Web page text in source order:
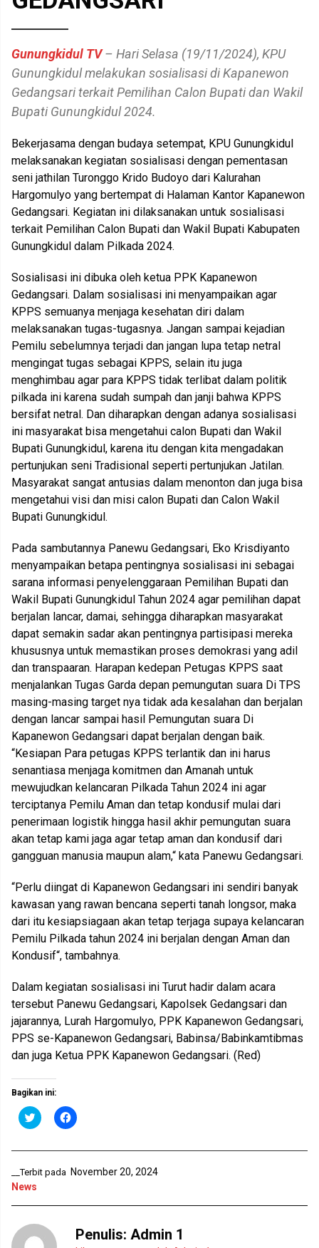
Gunungkidul TV– Hari Selasa (19/11/2024), KPU
Gunungkidul melakukan sosialisasi di Kapanewon
Gedangsari terkait Pemilihan Calon Bupati dan Wakil
Bupati Gunungkidul 2024.
Bekerjasama dengan budaya setempat, KPU Gunungkidul
melaksanakan kegiatan sosialisasi dengan pementasan
seni jathilan Turonggo Krido Budoyo dari Kalurahan
Hargomulyo yang bertempat di Halaman Kantor Kapanewon
Gedangsari. Kegiatan ini dilaksanakan untuk sosialisasi
terkait Pemilihan Calon Bupati dan Wakil Bupati Kabupaten
Gunungkidul dalam Pilkada 2024.
Sosialisasi ini dibuka oleh ketua PPK Kapanewon
Gedangsari. Dalam sosialisasi ini menyampaikan agar
KPPS semuanya menjaga kesehatan diri dalam
melaksanakan tugas-tugasnya. Jangan sampai kejadian
Pemilu sebelumnya terjadi dan jangan lupa tetap netral
mengingat tugas sebagai KPPS, selain itu juga
menghimbau agar para KPPS tidak terlibat dalam politik
pilkada ini karena sudah sumpah dan janji bahwa KPPS
bersifat netral. Dan diharapkan dengan adanya sosialisasi
ini masyarakat bisa mengetahui calon Bupati dan Wakil
Bupati Gunungkidul, karena itu dengan kita mengadakan
pertunjukan seni Tradisional seperti pertunjukan Jatilan.
Masyarakat sangat antusias dalam menonton dan juga bisa
mengetahui visi dan misi calon Bupati dan Calon Wakil
Bupati Gunungkidul.
Pada sambutannya Panewu Gedangsari, Eko Krisdiyanto
menyampaikan betapa pentingnya sosialisasi ini sebagai
sarana informasi penyelenggaraan Pemilihan Bupati dan
Wakil Bupati Gunungkidul Tahun 2024 agar pemilihan dapat
berjalan lancar, damai, sehingga diharapkan masyarakat
dapat semakin sadar akan pentingnya partisipasi mereka
khususnya untuk memastikan proses demokrasi yang adil
dan transpaaran. Harapan kedepan Petugas KPPS saat
menjalankan Tugas Garda depan pemungutan suara Di TPS
masing-masing target nya tidak ada kesalahan dan berjalan
dengan lancar sampai hasil Pemungutan suara Di
Kapanewon Gedangsari dapat berjalan dengan baik.
“Kesiapan Para petugas KPPS terlantik dan ini harus
senantiasa menjaga komitmen dan Amanah untuk
mewujudkan kelancaran Pilkada Tahun 2024 ini agar
terciptanya Pemilu Aman dan tetap kondusif mulai dari
penerimaan logistik hingga hasil akhir pemungutan suara
akan tetap kami jaga agar tetap aman dan kondusif dari
gangguan manusia maupun alam,“ kata Panewu Gedangsari.
“Perlu diingat di Kapanewon Gedangsari ini sendiri banyak
kawasan yang rawan bencana seperti tanah longsor, maka
dari itu kesiapsiagaan akan tetap terjaga supaya kelancaran
Pemilu Pilkada tahun 2024 ini berjalan dengan Aman dan
Kondusif“, tambahnya.
Dalam kegiatan sosialisasi ini Turut hadir dalam acara
tersebut Panewu Gedangsari, Kapolsek Gedangsari dan
jajarannya, Lurah Hargomulyo, PPK Kapanewon Gedangsari,
PPS se-Kapanewon Gedangsari, Babinsa/Babinkamtibmas
dan juga Ketua PPK Kapanewon Gedangsari. (Red)
Bagikan ini:
K
l
u
t
e
b
a
K
l
u
t
e
b
g
__Terbit pada November 20, 2024
News
Penulis: Admin 1